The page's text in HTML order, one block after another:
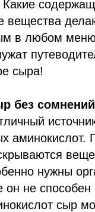
Какие
вещества
в любом
сыра!
без
аминокислот.
нужны
он не способен
сыр